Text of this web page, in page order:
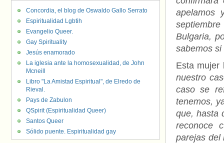
apelamos
Bulgaria,
sabemos
Esta mujer
nuestro
caso se
tenemos,
que, hasta
reconoce
parejas del
Concordia, el blog de Oswaldo Gallo Serrato
Espiritualidad Lgbtih
Evangelio Queer.
Gay Spirituality
Jesús enamorado
La iglesia ante la homosexualidad, de John
Mcneill
Libro "La Amistad Espiritual", de Elredo de
Rieval.
Pays de Zabulon
QSpirit (Espiritualidad Queer)
Santos Queer
Sólido puente. Espiritualidad gay